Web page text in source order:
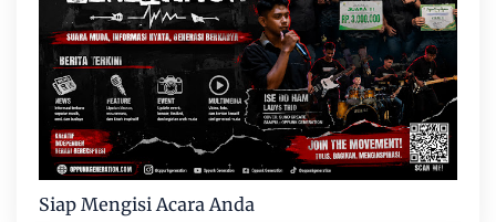
Siap Mengisi Acara Anda